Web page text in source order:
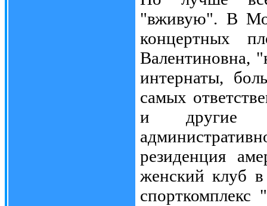
"вживую". В
концертных
Валентиновна,
интернаты,
самых
и другие
резиденция
женский клуб